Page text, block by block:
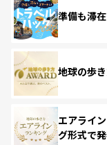
準備も滞
地球の歩
エアライ
グ形式で